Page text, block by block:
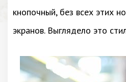
кнопочный, без всех этих
экранов. Выглядело это